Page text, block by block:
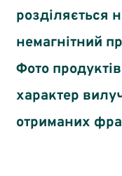
розділяється
немагнітний
Фото
характер
отриманих